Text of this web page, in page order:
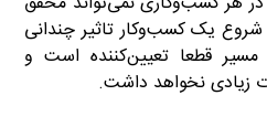
شروع یک کسب‌وکار تاثیر چندانی
مسیر قطعا تعیین‌کننده است و
زیادی نخواهد داشت.